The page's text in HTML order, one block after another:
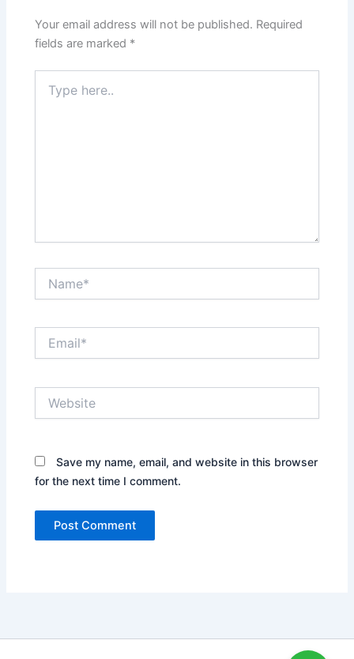
Your email address will not be published. Required
fields are marked *
here..
Save my name, email, and website in this browser
for the next time I comment.